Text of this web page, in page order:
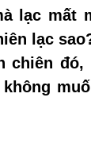
lạc
lạc
chiên